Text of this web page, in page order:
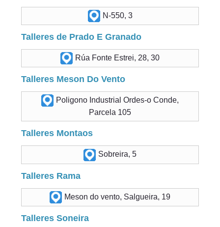
N-550, 3
Talleres de Prado E Granado
Rúa Fonte Estrei, 28, 30
Talleres Meson Do Vento
Poligono Industrial Ordes-o Conde,
Parcela 105
Talleres Montaos
Sobreira, 5
Talleres Rama
Meson do vento, Salgueira, 19
Talleres Soneira